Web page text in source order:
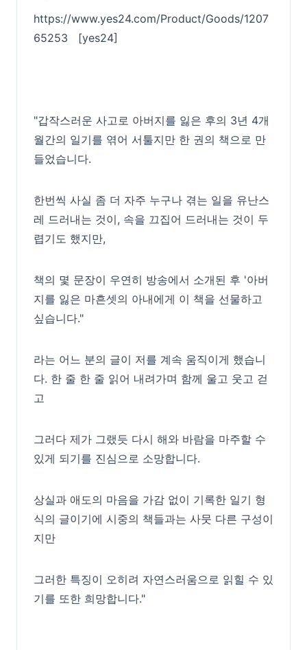
https://www.yes24.com/Product/Goods/1207
65253
[yes24]
"갑작스러운 사고로 아버지를 잃은 후의 3년 4개
월간의 일기를 엮어 서툴지만 한 권의 책으로 만
들었습니다.
한번씩 사실 좀 더 자주 누구나 겪는 일을 유난스
레 드러내는 것이, 속을 끄집어 드러내는 것이 두
렵기도 했지만,
책의 몇 문장이 우연히 방송에서 소개된 후 '아버
지를 잃은 마흔셋의 아내에게 이 책을 선물하고
싶습니다."
라는 어느 분의 글이 저를 계속 움직이게 했습니
다. 한 줄 한 줄 읽어 내려가며 함께 울고 웃고 걷
고
그러다 제가 그랬듯 다시 해와 바람을 마주할 수
있게 되기를 진심으로 소망합니다.
상실과 애도의 마음을 가감 없이 기록한 일기 형
식의 글이기에 시중의 책들과는 사뭇 다른 구성이
지만
그러한 특징이 오히려 자연스러움으로 읽힐 수 있
기를 또한 희망합니다."